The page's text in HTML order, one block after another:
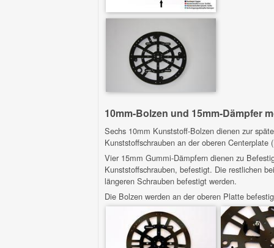
10mm-Bolzen und 15mm-Dämpfer
Sechs 10mm Kunststoff-Bolzen dienen zur
Kunststoffschrauben an der oberen Centerplate
Vier 15mm Gummi-Dämpfern dienen zu
Kunststoffschrauben, befestigt. Die restlichen
längeren Schrauben befestigt werden.
Die Bolzen werden an der oberen Platte